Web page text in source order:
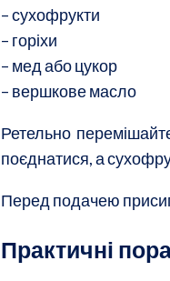
– сухофрукти
– горіхи
– мед або цукор
– вершкове масло
Ретельно
поєднатися, а
Перед подачею
Практичні